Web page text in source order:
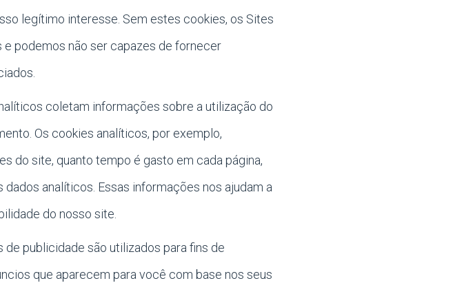
legítimo interesse. Sem estes cookies, os Sites
podemos não ser capazes de fornecer
coletam informações sobre a utilização do
Os cookies analíticos, por exemplo,
do site, quanto tempo é gasto em cada página,
analíticos. Essas informações nos ajudam a
do nosso site.
de publicidade são utilizados para fins de
que aparecem para você com base nos seus